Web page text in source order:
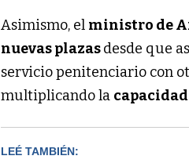
Asimismo, el ministro de
nuevas plazasdesde que
servicio penitenciario con
multiplicando la
LEÉ TAMBIÉN: